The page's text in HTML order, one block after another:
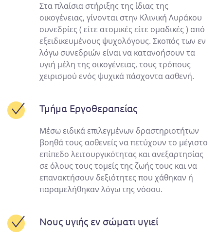
Στα πλαίσια στήριξης της ίδιας της
οικογένειας, γίνονται στην Κλινική Λυράκου
συνεδρίες ( είτε ατομικές είτε ομαδικές ) από
εξειδικευμένους ψυχολόγους. Σκοπός των εν
λόγω συνεδριών είναι να κατανοήσουν τα
υγιή μέλη της οικογένειας, τους τρόπους
χειρισμού ενός ψυχικά πάσχοντα ασθενή.
Τμήμα Εργοθεραπείας
Μέσω ειδικά επιλεγμένων δραστηριοτήτων
βοηθά τους ασθενείς να πετύχουν το μέγιστο
επίπεδο λειτουργικότητας και ανεξαρτησίας
σε όλους τους τομείς της ζωής τους και να
επανακτήσουν δεξιότητες που χάθηκαν ή
παραμελήθηκαν λόγω της νόσου.
Νους υγιής εν σώματι υγιεί